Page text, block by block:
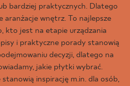
bardziej praktycznych. Dlatego
wnętrz. To najlepsze
kto jest na etapie urządzania
i praktyczne porady stanowią
decyzji, dlatego na
jakie płytki wybrać.
inspirację m.in. dla osób,